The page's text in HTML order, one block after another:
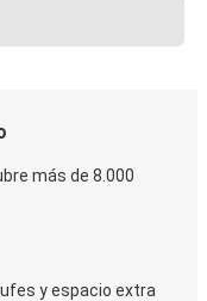
más de 8.000
y espacio extra